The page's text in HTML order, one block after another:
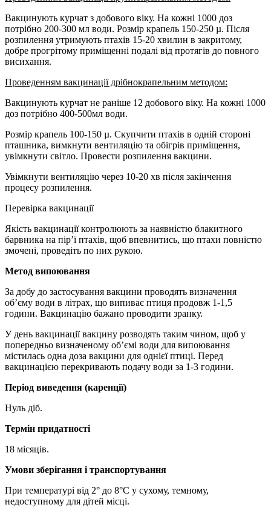
Вакцинують курчат з добового віку. На кожні 1000 доз
потрібно 200-300 мл води. Розмір крапель 150-250 µ. Після
розпилення утримують птахів 15-20 хвилин в закритому,
добре прогрітому приміщенні подалі від протягів до повного
висихання.
Проведенням вакцинації дрібнокрапельним методом:
Вакцинують курчат не раніше 12 добового віку. На кожні 1000
доз потрібно 400-500мл води.
Розмір крапель 100-150 µ. Скупчити птахів в одній стороні
пташника, вимкнути вентиляцію та обігрів приміщення,
увімкнути світло. Провести розпилення вакцини.
Увімкнути вентиляцію через 10-20 хв після закінчення
процесу розпилення.
Перевірка вакцинації
Якість вакцинації контролюють за наявністю блакитного
барвника на пір’ї птахів, щоб впевнитись, що птахи повністю
змочені, проведіть по них рукою.
Метод випоювання
За добу до застосування вакцини проводять визначення
об’єму води в літрах, що випиває птиця продовж 1-1,5
години. Вакцинацію бажано проводити зранку.
У день вакцинації вакцину розводять таким чином, щоб у
попередньо визначеному об’ємі води для випоювання
містилась одна доза вакцини для однієї птиці. Перед
вакцинацією перекривають подачу води за 1-3 години.
Період виведення (каренції)
Нуль діб.
Термін придатності
18 місяців.
Умови зберігання і транспортування
При температурі від 2° до 8°С у сухому, темному,
недоступному для дітей місці.